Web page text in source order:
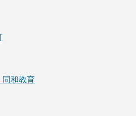
同和教育